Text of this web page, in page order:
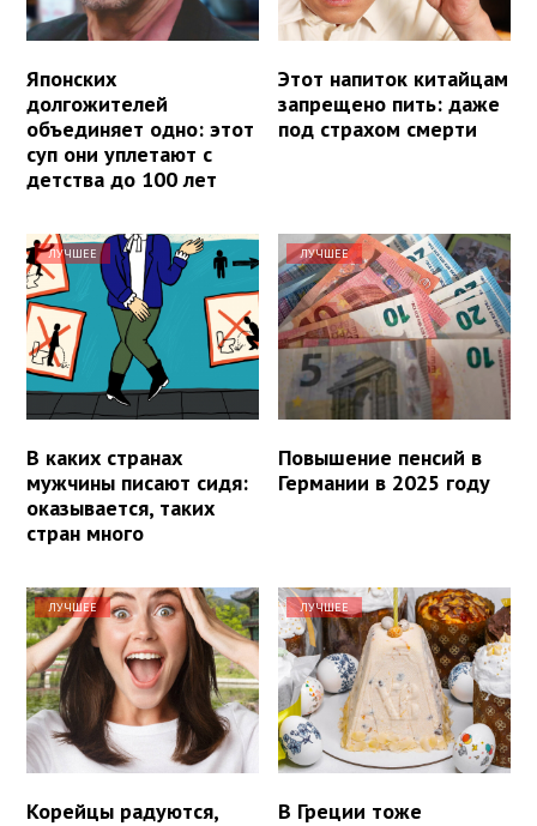
Японских
долгожителей
объединяет одно: этот
суп они уплетают с
детства до 100 лет
Этот напиток китайцам
запрещено пить: даже
под страхом смерти
ЛУЧШЕЕ
В каких странах
мужчины писают сидя:
оказывается, таких
стран много
ЛУЧШЕЕ
Повышение пенсий в
Германии в 2025 году
ЛУЧШЕЕ
Корейцы радуются,
ЛУЧШЕЕ
В Греции тоже